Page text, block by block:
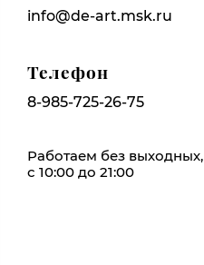
info@de-art.msk.ru
Телефон
8-985-725-26-75
Работаем без выходных,
с 10:00 до 21:00